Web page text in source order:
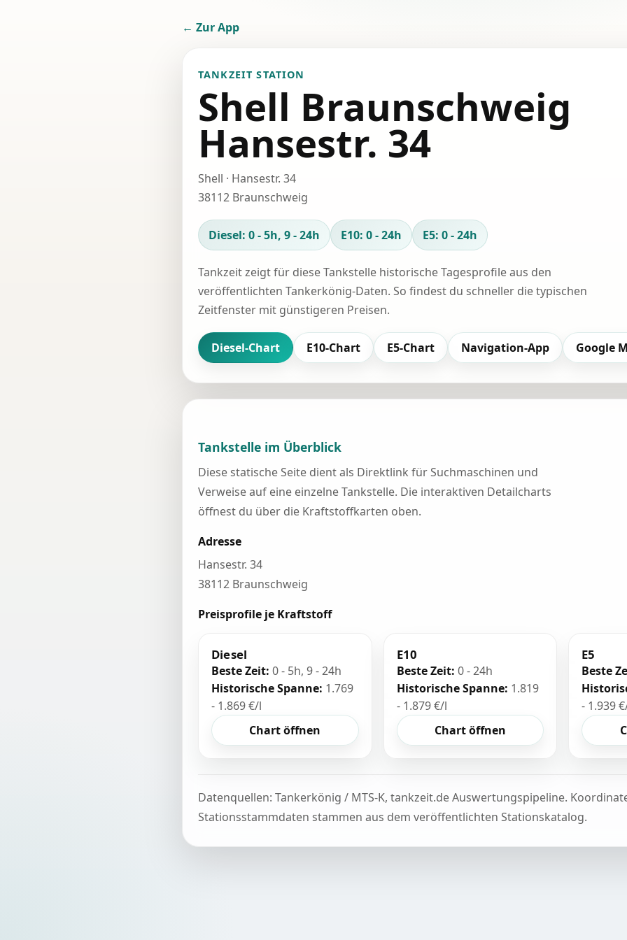
← Zur App
TANKZEIT STATION
Shell Braunschweig
Hansestr. 34
Shell · Hansestr. 34
38112 Braunschweig
Diesel: 0 - 5h, 9 - 24h E10: 0 - 24h E5: 0 - 24h
Tankzeit zeigt für diese Tankstelle historische Tagesprofile aus den
veröffentlichten Tankerkönig-Daten. So findest du schneller die typischen
Zeitfenster mit günstigeren Preisen.
Diesel-Chart E10-Chart E5-Chart Navigation-App Google
Tankstelle im Überblick
Diese statische Seite dient als Direktlink für Suchmaschinen und
Verweise auf eine einzelne Tankstelle. Die interaktiven Detailcharts
öffnest du über die Kraftstoffkarten oben.
Adresse
Hansestr. 34
38112 Braunschweig
Preisprofile je Kraftstoff
Diesel
Beste Zeit: 0 - 5h, 9 - 24h
Historische Spanne: 1.769
- 1.869 €/l
Chart öffnen
E10
Beste Zeit: 0 - 24h
Historische Spanne: 1.819
- 1.879 €/l
Chart öffnen
E5
Beste
- 1.939
Datenquellen: Tankerkönig / MTS-K, tankzeit.de Auswertungspipeline.
Stationsstammdaten stammen aus dem veröffentlichten Stationskatalog.